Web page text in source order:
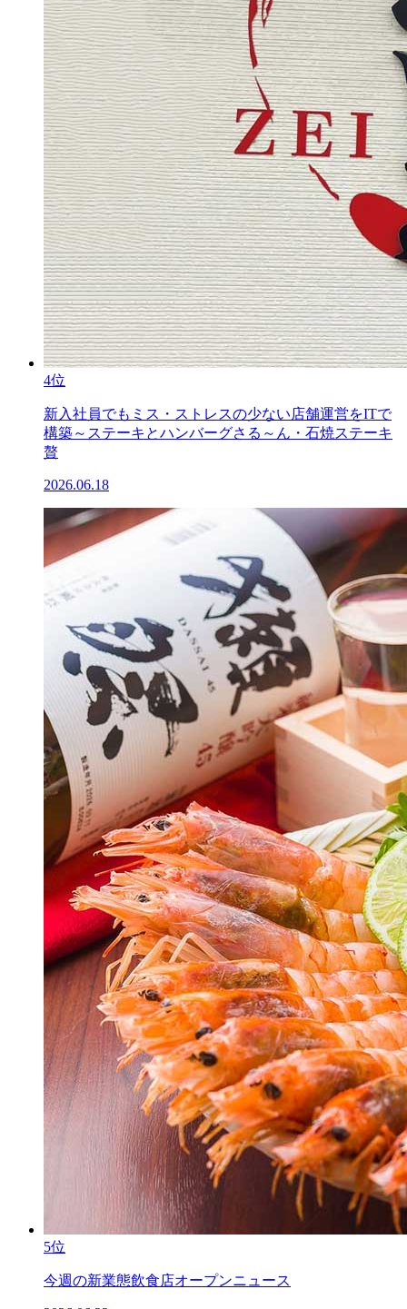
4位
新入社員でもミス・ストレスの少ない店舗運営をITで
構築～ステーキとハンバーグさる～ん・石焼ステーキ
贅
2026.06.18
5位
今週の新業態飲食店オープンニュース